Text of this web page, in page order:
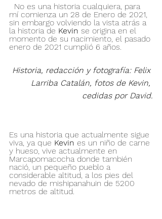
mí comienza un 28 de Enero de 2021,
sin embargo volviendo la vista atrás a
la historia de Kevin se origina en el
momento de su nacimiento, el pasado
enero de 2021 cumplió 6 años.
Historia, redacción y fotografía: Felix
Larriba Catalán, fotos de Kevin,
cedidas por David.
Es una historia que actualmente sigue
viva, ya que Kevin es un niño de carne
y hueso, vive actualmente en
Marcapomacocha donde también
nació, un pequeño pueblo a
considerable altitud, a los pies del
nevado de mishipanahuin de 5200
metros de altitud.